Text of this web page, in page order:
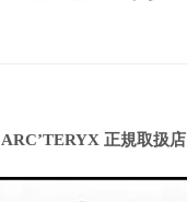
ARC’TERYX 正規取扱店